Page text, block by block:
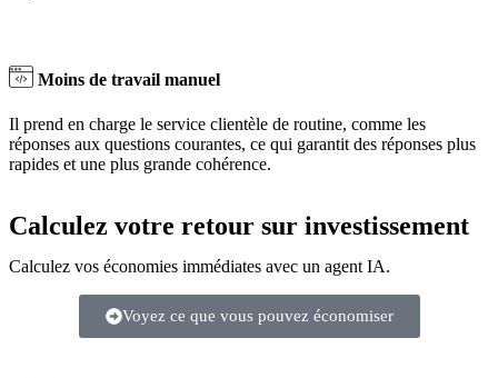
Moins de travail manuel
Il prend en charge le service clientèle de routine, comme les
réponses aux questions courantes, ce qui garantit des réponses plus
rapides et une plus grande cohérence.
Calculez votre retour sur investissement
Calculez vos économies immédiates avec un agent IA.
Voyez ce que vous pouvez économiser